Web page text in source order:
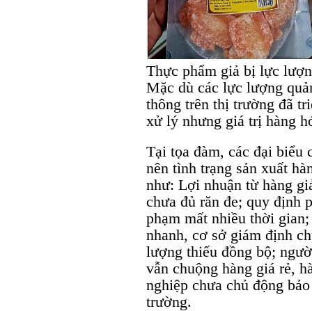
Thực phẩm giả bị lực
Mặc dù các lực lượng
thông trên thị trường đã
xử lý nhưng giá trị hàng
Tại tọa đàm, các đại biểu
nên tình trạng sản xuất
như: Lợi nhuận từ hàng
chưa đủ răn đe; quy định
phạm mất nhiều thời
nhanh, cơ sở giám định
lượng thiếu đồng bộ;
vẫn chuộng hàng giá rẻ,
nghiệp chưa chủ động
trường.